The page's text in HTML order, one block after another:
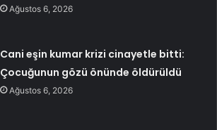
Ağustos 6, 2026
Cani eşin kumar krizi cinayetle bitti:
Çocuğunun gözü önünde öldürüldü
Ağustos 6, 2026